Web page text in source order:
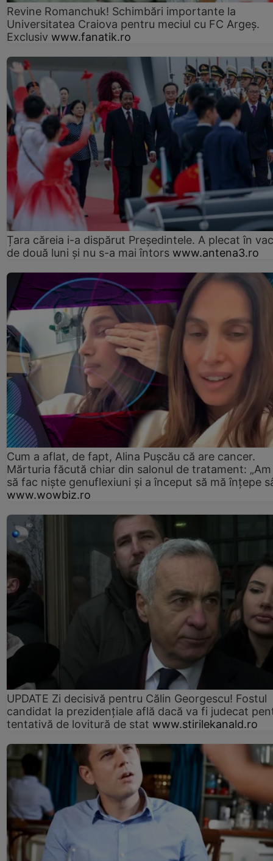
Revine Romanchuk! Schimbări importante la
Universitatea Craiova pentru meciul cu FC Argeş.
Exclusiv www.fanatik.ro
Țara căreia i-a dispărut Președintele. A plecat în
de două luni și nu s-a mai întors www.antena3.ro
Cum a aflat, de fapt, Alina Pușcău că are cancer.
Mărturia făcută chiar din salonul de tratament:
să fac niște genuflexiuni și a început să mă înțepe
www.wowbiz.ro
UPDATE Zi decisivă pentru Călin Georgescu! Fostul
candidat la prezidențiale află dacă va fi judecat
tentativă de lovitură de stat www.stirilekanald.ro